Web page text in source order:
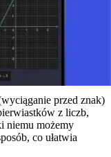
znajdujemy
Jest to 36, ponieważ
można zapisać jako
przed znak)
z liczb,
niemu możemy
co ułatwia